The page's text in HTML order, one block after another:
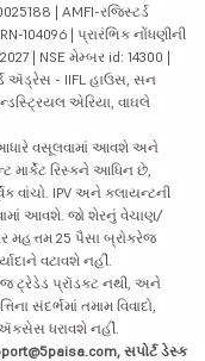
| AMFI-રજિસ્ટર્ડ
104096 | પ્રારંભિક નોંધણીની
| NSE મેમ્બર id: 14300 |
ઍડ્રેસ - IIFL હાઉસ, સન
એરિયા, વાઘલે
વસૂલવામાં આવશે અને
માર્કેટ રિસ્કને આધિન છે,
વાંચો. IPV અને ક્લાયન્ટની
આવશે. જો શેરનું વેચાણ/
મહત્તમ 25 પૈસા બ્રોકરેજ
વટાવશે નહીં.
પ્રૉડક્ટ નથી, અને
સંદર્ભમાં તમામ વિવાદો,
ઍક્સેસ ધરાવશે નહીં.
સપોર્ટ ડેસ્ક